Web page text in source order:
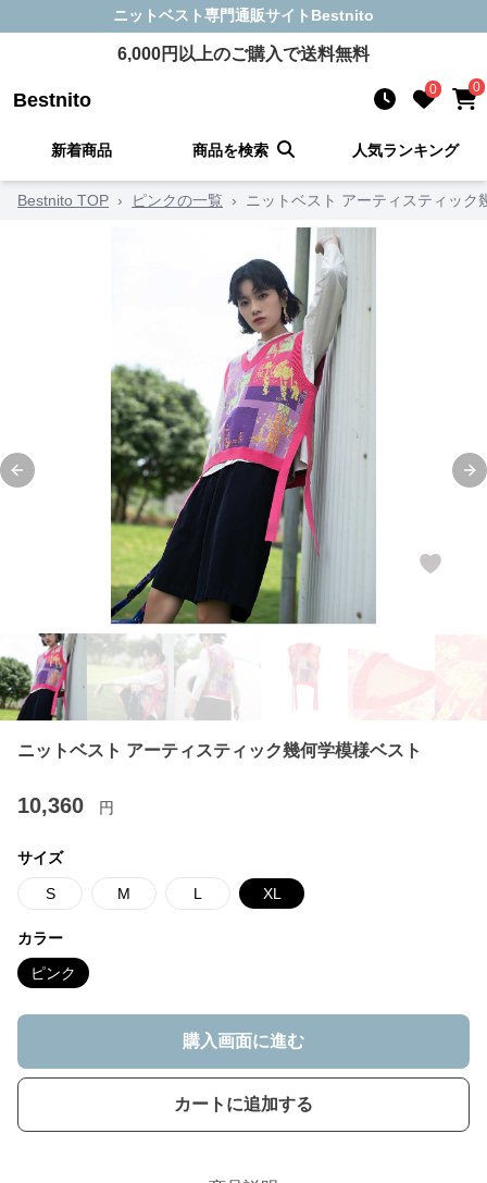
ニットベスト専門通販サイト Bestnito
6,000円以上のご購入で送料無料
Bestnito 0 0
新着商品 商品を検索 人気ランキング
Bestnito TOP › ピンクの一覧 › ニットベスト アーティスティック
Previous slide
ニットベスト アーティスティック幾何学模様ベスト
10,360 円
サイズ
S M L XL
カラー
ピンク
購入画面に進む
カートに追加する